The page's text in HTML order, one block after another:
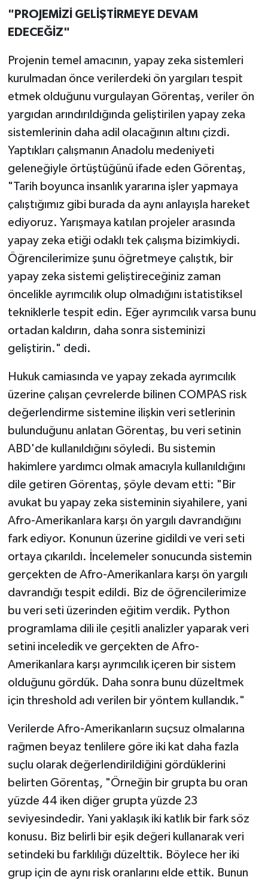
"PROJEMİZİ GELİŞTİRMEYE DEVAM
EDECEĞİZ"
Projenin temel amacının, yapay zeka sistemleri
kurulmadan önce verilerdeki ön yargıları tespit
etmek olduğunu vurgulayan Görentaş, veriler ön
yargıdan arındırıldığında geliştirilen yapay zeka
sistemlerinin daha adil olacağının altını çizdi.
Yaptıkları çalışmanın Anadolu medeniyeti
geleneğiyle örtüştüğünü ifade eden Görentaş,
"Tarih boyunca insanlık yararına işler yapmaya
çalıştığımız gibi burada da aynı anlayışla hareket
ediyoruz. Yarışmaya katılan projeler arasında
yapay zeka etiği odaklı tek çalışma bizimkiydi.
Öğrencilerimize şunu öğretmeye çalıştık, bir
yapay zeka sistemi geliştireceğiniz zaman
öncelikle ayrımcılık olup olmadığını istatistiksel
tekniklerle tespit edin. Eğer ayrımcılık varsa bunu
ortadan kaldırın, daha sonra sisteminizi
geliştirin." dedi.
Hukuk camiasında ve yapay zekada ayrımcılık
üzerine çalışan çevrelerde bilinen COMPAS risk
değerlendirme sistemine ilişkin veri setlerinin
bulunduğunu anlatan Görentaş, bu veri setinin
ABD'de kullanıldığını söyledi. Bu sistemin
hakimlere yardımcı olmak amacıyla kullanıldığını
dile getiren Görentaş, şöyle devam etti: "Bir
avukat bu yapay zeka sisteminin siyahilere, yani
Afro-Amerikanlara karşı ön yargılı davrandığını
fark ediyor. Konunun üzerine gidildi ve veri seti
ortaya çıkarıldı. İncelemeler sonucunda sistemin
gerçekten de Afro-Amerikanlara karşı ön yargılı
davrandığı tespit edildi. Biz de öğrencilerimize
bu veri seti üzerinden eğitim verdik. Python
programlama dili ile çeşitli analizler yaparak veri
setini inceledik ve gerçekten de Afro-
Amerikanlara karşı ayrımcılık içeren bir sistem
olduğunu gördük. Daha sonra bunu düzeltmek
için threshold adı verilen bir yöntem kullandık."
Verilerde Afro-Amerikanların suçsuz olmalarına
rağmen beyaz tenlilere göre iki kat daha fazla
suçlu olarak değerlendirildiğini gördüklerini
belirten Görentaş, "Örneğin bir grupta bu oran
yüzde 44 iken diğer grupta yüzde 23
seviyesindedir. Yani yaklaşık iki katlık bir fark söz
konusu. Biz belirli bir eşik değeri kullanarak veri
setindeki bu farklılığı düzelttik. Böylece her iki
grup için de aynı risk oranlarını elde ettik. Bunun